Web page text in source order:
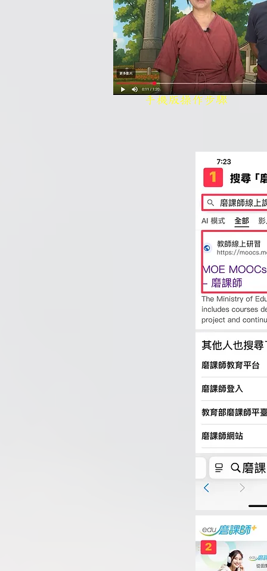
. . . . . . . . . .
手機版操作步驟